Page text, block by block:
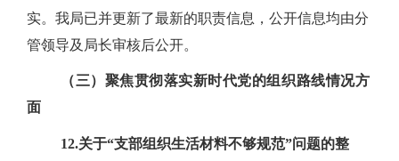
实。我局已并更新了最新的职责信息，公开信息均由分
管领导及局长审核后公开。
（三）聚焦贯彻落实新时代党的组织路线情况方
面
12.关于“支部组织生活材料不够规范”问题的整